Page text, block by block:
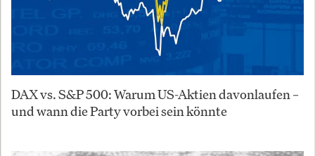
DAX vs. S&P 500: Warum US-Aktien davonlaufen –
und wann die Party vorbei sein könnte